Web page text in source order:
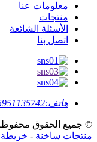
معلومات عنا
منتجات
الأسئلة الشائعة
اتصل بنا
هاتف:
© جميع الحقوق محفوظة - 2010-
منتجات ساخنة - خريطة